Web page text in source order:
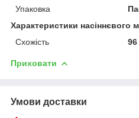
Упаковка
Характеристики насіннєвого
Схожість
96
Приховати
Умови доставки